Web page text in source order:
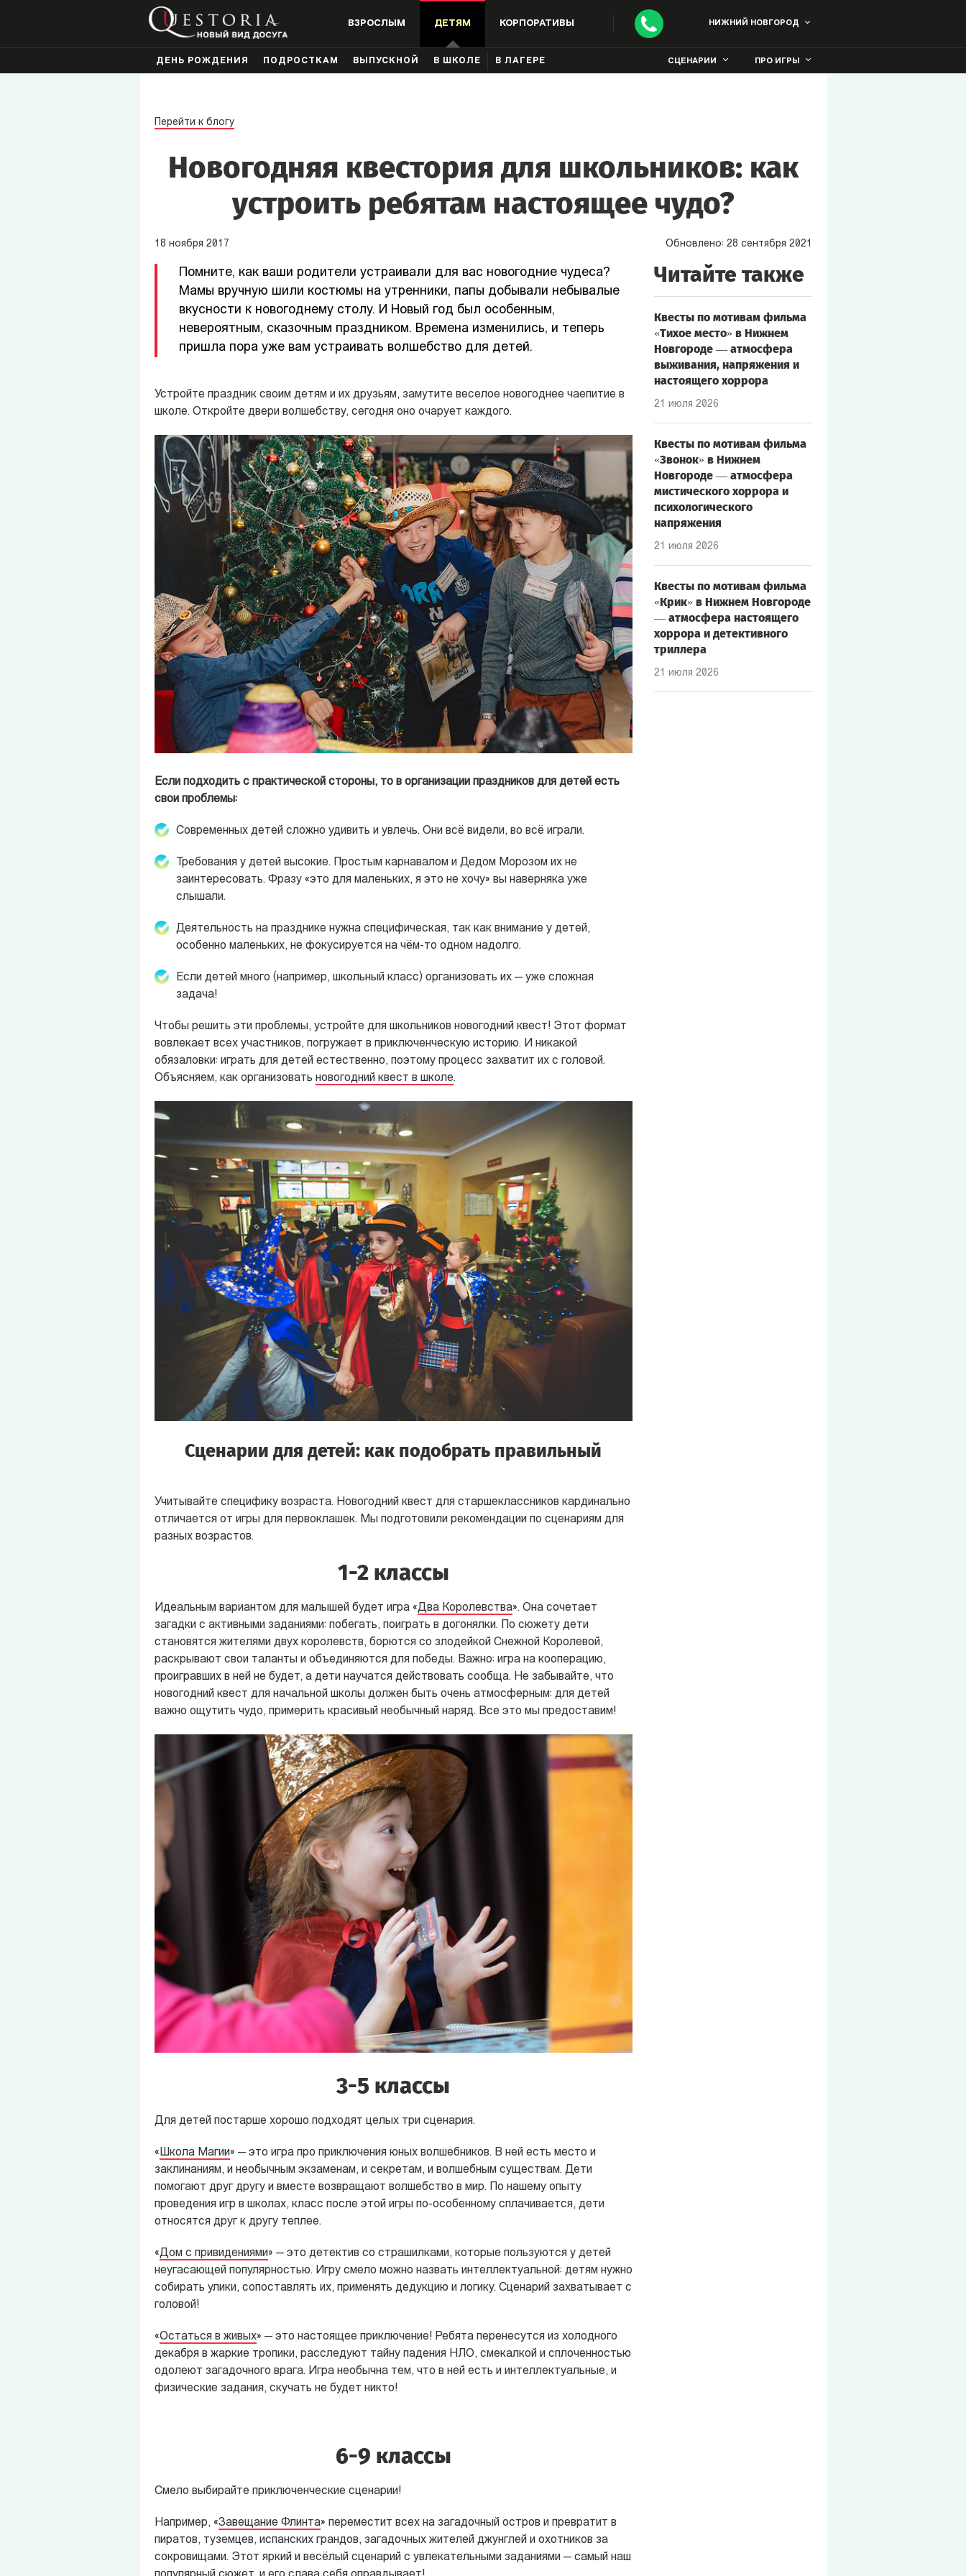
ВЗРОСЛЫМ ДЕТЯМ КОРПОРАТИВЫ НИЖНИЙ НОВГОРОД
ДЕНЬ РОЖДЕНИЯ ПОДРОСТКАМ ВЫПУСКНОЙ В ШКОЛЕ В ЛАГЕРЕ СЦЕНАРИИ ПРО ИГРЫ
Перейти к блогу
Новогодняя квестория для школьников: как
устроить ребятам настоящее чудо?
18 ноября 2017 Обновлено: 28 сентября 2021
Помните, как ваши родители устраивали для вас новогодние чудеса?
Мамы вручную шили костюмы на утренники, папы добывали небывалые
вкусности к новогоднему столу. И Новый год был особенным,
невероятным, сказочным праздником. Времена изменились, и теперь
пришла пора уже вам устраивать волшебство для детей.
Устройте праздник своим детям и их друзьям, замутите веселое новогоднее чаепитие в
школе. Откройте двери волшебству, сегодня оно очарует каждого.
Если подходить с практической стороны, то в организации праздников для детей есть
свои проблемы:
Современных детей сложно удивить и увлечь. Они всё видели, во всё играли.
Требования у детей высокие. Простым карнавалом и Дедом Морозом их не
заинтересовать. Фразу «это для маленьких, я это не хочу» вы наверняка уже
слышали.
Деятельность на празднике нужна специфическая, так как внимание у детей,
особенно маленьких, не фокусируется на чём-то одном надолго.
Если детей много (например, школьный класс) организовать их — уже сложная
задача!
Чтобы решить эти проблемы, устройте для школьников новогодний квест! Этот формат
вовлекает всех участников, погружает в приключенческую историю. И никакой
обязаловки: играть для детей естественно, поэтому процесс захватит их с головой.
Объясняем, как организовать новогодний квест в школе.
Сценарии для детей: как подобрать правильный
Учитывайте специфику возраста. Новогодний квест для старшеклассников кардинально
отличается от игры для первоклашек. Мы подготовили рекомендации по сценариям для
разных возрастов.
1-2 классы
Идеальным вариантом для малышей будет игра «Два Королевства». Она сочетает
загадки с активными заданиями: побегать, поиграть в догонялки. По сюжету дети
становятся жителями двух королевств, борются со злодейкой Снежной Королевой,
раскрывают свои таланты и объединяются для победы. Важно: игра на кооперацию,
проигравших в ней не будет, а дети научатся действовать сообща. Не забывайте, что
новогодний квест для начальной школы должен быть очень атмосферным: для детей
важно ощутить чудо, примерить красивый необычный наряд. Все это мы предоставим!
3-5 классы
Для детей постарше хорошо подходят целых три сценария.
«Школа Магии» — это игра про приключения юных волшебников. В ней есть место и
заклинаниям, и необычным экзаменам, и секретам, и волшебным существам. Дети
помогают друг другу и вместе возвращают волшебство в мир. По нашему опыту
проведения игр в школах, класс после этой игры по-особенному сплачивается, дети
относятся друг к другу теплее.
«Дом с привидениями» — это детектив со страшилками, которые пользуются у детей
неугасающей популярностью. Игру смело можно назвать интеллектуальной: детям нужно
собирать улики, сопоставлять их, применять дедукцию и логику. Сценарий захватывает с
головой!
«Остаться в живых» — это настоящее приключение! Ребята перенесутся из холодного
декабря в жаркие тропики, расследуют тайну падения НЛО, смекалкой и сплоченностью
одолеют загадочного врага. Игра необычна тем, что в ней есть и интеллектуальные, и
физические задания, скучать не будет никто!
6-9 классы
Смело выбирайте приключенческие сценарии!
Например,«Завещание Флинта» переместит всех на загадочный остров и превратит в
пиратов, туземцев, испанских грандов, загадочных жителей джунглей и охотников за
сокровищами. Этот яркий и весёлый сценарий с увлекательными заданиями — самый наш
Читайте также
Квесты по мотивам фильма
«Тихое место» в Нижнем
Новгороде — атмосфера
выживания, напряжения и
настоящего хоррора
21 июля 2026
Квесты по мотивам фильма
«Звонок» в Нижнем
Новгороде — атмосфера
мистического хоррора и
психологического
напряжения
21 июля 2026
Квесты по мотивам фильма
«Крик» в Нижнем Новгороде
— атмосфера настоящего
хоррора и детективного
триллера
21 июля 2026